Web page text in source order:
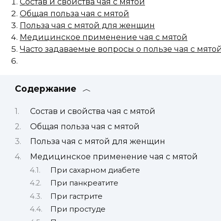
Общая польза чая с мятой
Польза чая с мятой для женщин
Медицинское применение чая с мятой
Часто задаваемые вопросы о пользе чая с
Содержание
Состав и свойства чая с мятой
Общая польза чая с мятой
Польза чая с мятой для женщин
Медицинское применение чая с мятой
При сахарном диабете
При панкреатите
При гастрите
При простуде